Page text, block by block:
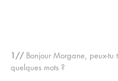
1// Bonjour Morgane, peux-tu
quelques mots ?